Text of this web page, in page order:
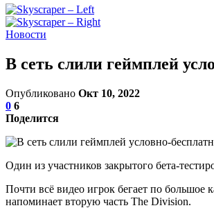
Новости
В сеть слили геймплей
Опубликовано Окт 10, 2022
0 6
Поделится
Один из участников закрытого бета-
Почти всё видео игрок бегает по большое
напоминает вторую часть The Division.